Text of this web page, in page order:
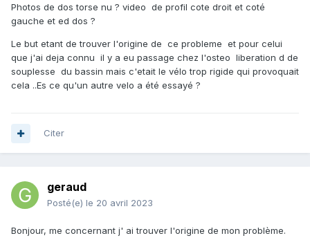
Photos de dos torse nu ? video de profil cote droit et coté
gauche et ed dos ?
Le but etant de trouver l'origine de ce probleme et pour celui
que j'ai deja connu il y a eu passage chez l'osteo liberation d de
souplesse du bassin mais c'etait le vélo trop rigide qui provoquait
cela ..Es ce qu'un autre velo a été essayé ?
Citer
geraud
Posté(e) le 20 avril 2023
Bonjour, me concernant j' ai trouver l'origine de mon problème.